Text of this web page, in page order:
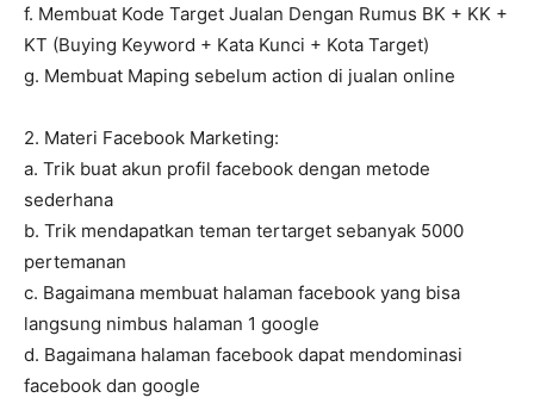
f. Membuat Kode Target Jualan Dengan Rumus BK + KK +
KT (Buying Keyword + Kata Kunci + Kota Target)
g. Membuat Maping sebelum action di jualan online
2. Materi Facebook Marketing:
a. Trik buat akun profil facebook dengan metode
sederhana
b. Trik mendapatkan teman tertarget sebanyak 5000
pertemanan
c. Bagaimana membuat halaman facebook yang bisa
langsung nimbus halaman 1 google
d. Bagaimana halaman facebook dapat mendominasi
facebook dan google